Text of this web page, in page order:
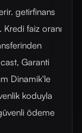
getirfinans
Kredi faiz oranı
Garanti
Dinamik'le
koduyla
ödeme